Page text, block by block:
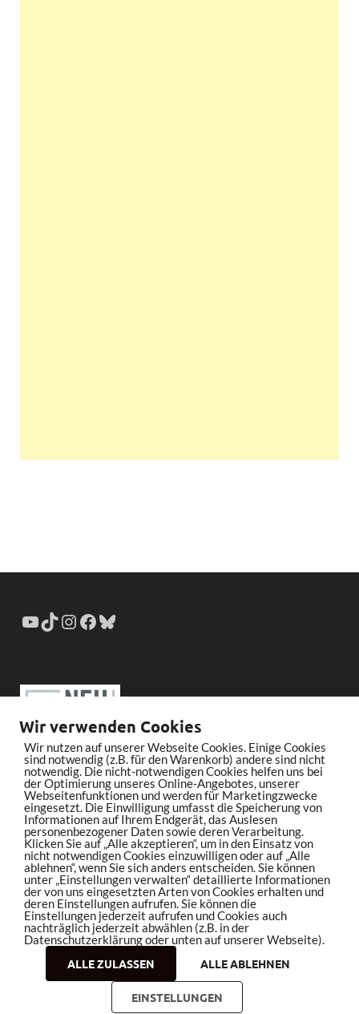
Copyright © 2026bleistiftrocker.de
Wir verwenden Cookies
Wir nutzen auf unserer Webseite Cookies. Einige Cookies
sind notwendig (z.B. für den Warenkorb) andere sind nicht
notwendig. Die nicht-notwendigen Cookies helfen uns bei
der Optimierung unseres Online-Angebotes, unserer
Webseitenfunktionen und werden für Marketingzwecke
eingesetzt. Die Einwilligung umfasst die Speicherung von
Informationen auf Ihrem Endgerät, das Auslesen
personenbezogener Daten sowie deren Verarbeitung.
Klicken Sie auf „Alle akzeptieren“, um in den Einsatz von
nicht notwendigen Cookies einzuwilligen oder auf „Alle
ablehnen“, wenn Sie sich anders entscheiden. Sie können
unter „Einstellungen verwalten“ detaillierte Informationen
der von uns eingesetzten Arten von Cookies erhalten und
deren Einstellungen aufrufen. Sie können die
Einstellungen jederzeit aufrufen und Cookies auch
nachträglich jederzeit abwählen (z.B. in der
Datenschutzerklärung oder unten auf unserer Webseite).
ALLE ZULASSEN
ALLE ABLEHNEN
EINSTELLUNGEN